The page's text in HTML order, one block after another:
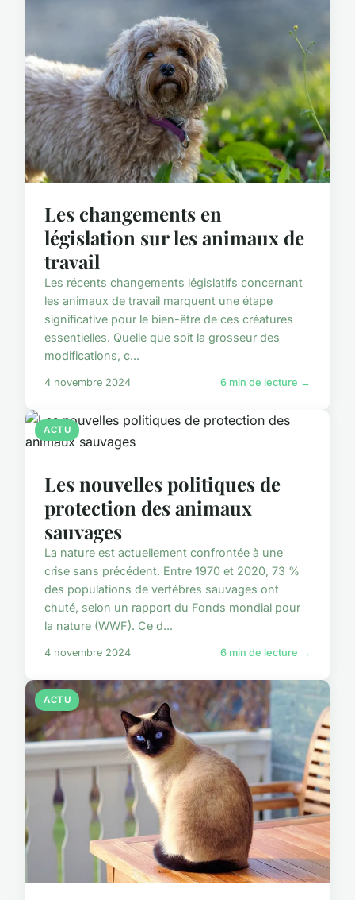
Les changements en
législation sur les animaux de
travail
Les récents changements législatifs concernant
les animaux de travail marquent une étape
significative pour le bien-être de ces créatures
essentielles. Quelle que soit la grosseur des
modifications, c...
4 novembre 2024 6 min de lecture →
ACTU
Les nouvelles politiques de
protection des animaux
sauvages
La nature est actuellement confrontée à une
crise sans précédent. Entre 1970 et 2020, 73 %
des populations de vertébrés sauvages ont
chuté, selon un rapport du Fonds mondial pour
la nature (WWF). Ce d...
4 novembre 2024 6 min de lecture →
ACTU